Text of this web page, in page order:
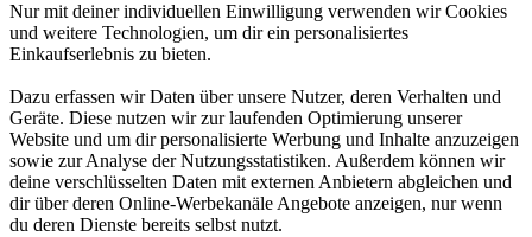
Nur mit deiner individuellen Einwilligung verwenden wir Cookies
und weitere Technologien, um dir ein personalisiertes
Einkaufserlebnis zu bieten.
Dazu erfassen wir Daten über unsere Nutzer, deren Verhalten und
Geräte. Diese nutzen wir zur laufenden Optimierung unserer
Website und um dir personalisierte Werbung und Inhalte anzuzeigen
sowie zur Analyse der Nutzungsstatistiken. Außerdem können wir
deine verschlüsselten Daten mit externen Anbietern abgleichen und
dir über deren Online-Werbekanäle Angebote anzeigen, nur wenn
du deren Dienste bereits selbst nutzt.